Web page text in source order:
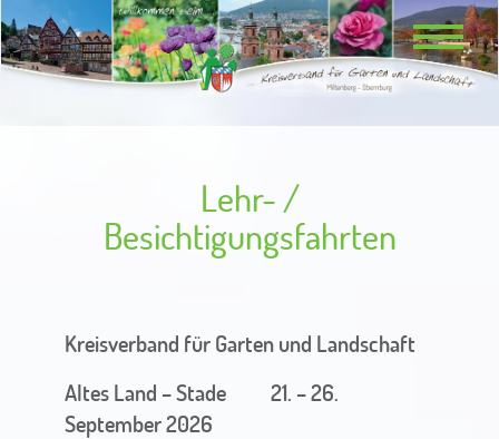
Lehr- /
Besichtigungsfahrten
Kreisverband für Garten und Landschaft
Altes Land – Stade 21. – 26.
September 2026